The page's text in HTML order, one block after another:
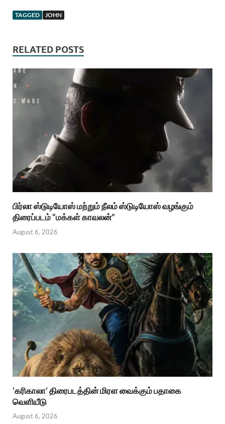
TAGGED JOHN
RELATED POSTS
பிர்லா ஸ்டுடியோஸ் மற்றும் நீலம் ஸ்டுடியோஸ் வழங்கும்
திரைப்படம் “மக்கள் காவலன்”
August 6, 2026
‘கரிகாலா’ திரைபடத்தின் மிரள வைக்கும் பதாகை
வெளியீடு
August 6, 2026